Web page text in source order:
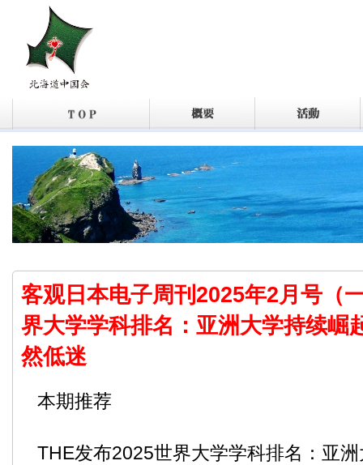
客观日本电子周刊2025年2月号（
界大学学科排名：亚洲大学持续崛
然低迷
本期推荐
THE发布2025世界大学学科排名：亚